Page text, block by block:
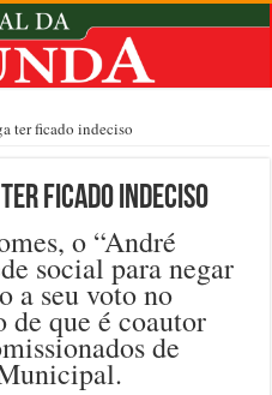
ter ficado indeciso
ficado indeciso
o “André
social para negar
a seu voto no
de que é coautor
de